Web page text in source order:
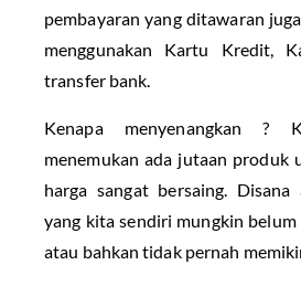
pembayaran yang ditawaran
menggunakan Kartu Kredit,
transfer bank.
Kenapa menyenangkan ?
menemukan ada jutaan produk
harga sangat bersaing.
yang kita sendiri mungkin belum
atau bahkan tidak pernah